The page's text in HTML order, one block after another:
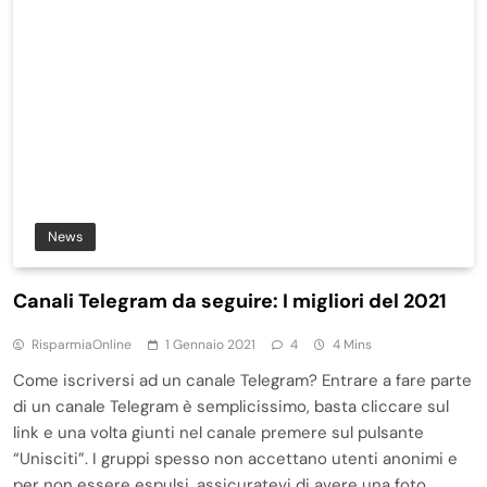
News
Canali Telegram da seguire: I migliori del 2021
RisparmiaOnline 1 Gennaio 2021 4 4 Mins
Come iscriversi ad un canale Telegram? Entrare a fare parte
di un canale Telegram è semplicissimo, basta cliccare sul
link e una volta giunti nel canale premere sul pulsante
“Unisciti”. I gruppi spesso non accettano utenti anonimi e